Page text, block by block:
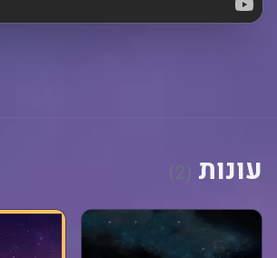
עונות (2)